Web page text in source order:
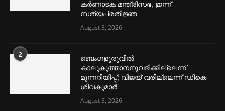
കര്‍ണാടക മന്ത്രിസഭ, ഇന്ന്
സത്യപ്രതിജ്ഞ
August 3, 2026
2
ബെംഗളൂരുവില്‍
കാലുകുത്താനനുവദിക്കില്ലെന്ന്
മുന്നറിയിപ്പ്; വിജയ് വരില്ലെന്ന് ഡികെ
ശിവകുമാര്‍
August 3, 2026